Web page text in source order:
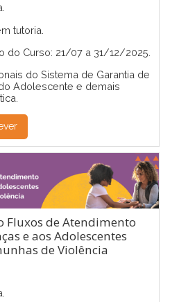
tutoria.
do Curso: 21/07 a 31/12/2025.
do Sistema de Garantia de
Adolescente e demais
Fluxos de Atendimento
e aos Adolescentes
de Violência